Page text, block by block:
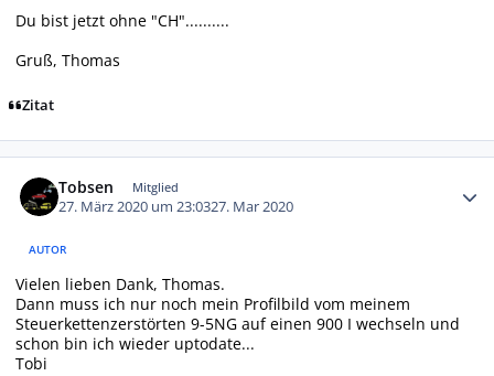
Du bist jetzt ohne "CH"..........
Gruß, Thomas
Zitat
Tobsen Mitglied
27. März 2020 um 23:0327. Mar 2020
AUTOR
Vielen lieben Dank, Thomas.
Dann muss ich nur noch mein Profilbild vom meinem
Steuerkettenzerstörten 9-5NG auf einen 900 I wechseln und
schon bin ich wieder uptodate...
Tobi